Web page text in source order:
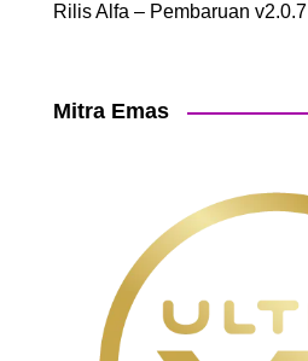
Rilis Alfa – Pembaruan v2.0.7
Mitra Emas